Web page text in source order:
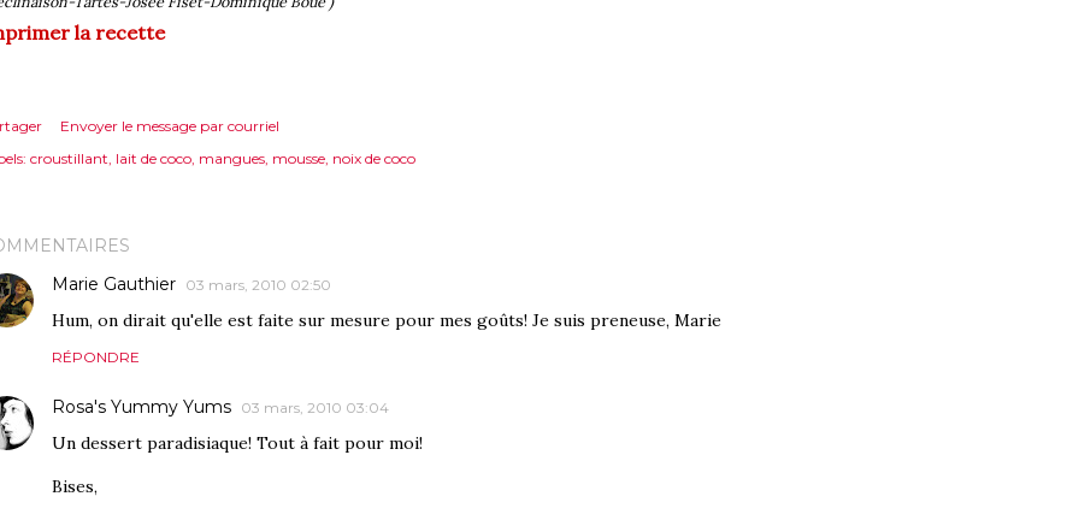
la recette
Envoyer le message par courriel
croustillant lait de coco mangues mousse noix de coco
Marie Gauthier 03 mars, 2010 02:50
Hum, on dirait qu'elle est faite sur mesure pour mes goûts! Je suis preneuse, Marie
RÉPONDRE
Rosa's Yummy Yums 03 mars, 2010 03:04
Un dessert paradisiaque! Tout à fait pour moi!
Bises,